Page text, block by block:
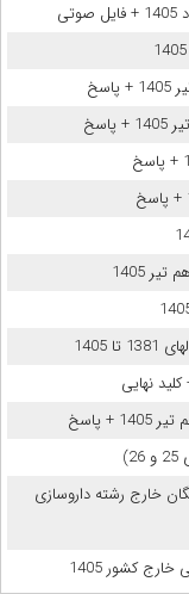
پاسخ
خارج رشته داروسازی
کشور 1405